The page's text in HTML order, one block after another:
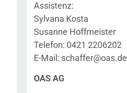
Assistenz:
Sylvana Kosta
Susanne Hoffmeister
Telefon: 0421 2206202
E-Mail: schaffer@oas.de
OAS AG